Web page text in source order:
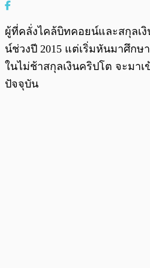
ผู้ที่คลั่งไคล้บิทคอยน์และสกุลเ
น์ช่วงปี 2015 แต่เริ่มหันมาศึกษ
ในไม่ช้าสกุลเงินคริปโต จะมา
ปัจจุบัน